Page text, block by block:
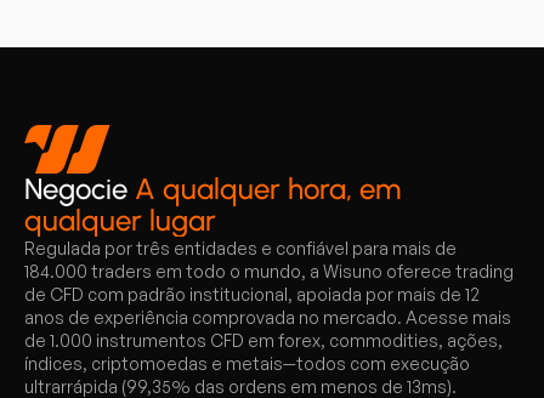
Negocie A qualquer hora, em
qualquer lugar
Regulada por três entidades e confiável para mais de
184.000 traders em todo o mundo, a Wisuno oferece trading
de CFD com padrão institucional, apoiada por mais de 12
anos de experiência comprovada no mercado. Acesse mais
de 1.000 instrumentos CFD em forex, commodities, ações,
índices, criptomoedas e metais—todos com execução
ultrarrápida (99,35% das ordens em menos de 13ms).